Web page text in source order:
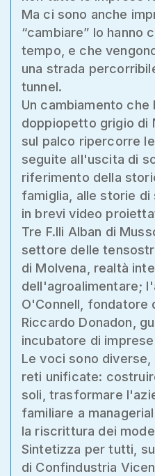
Ma ci sono anche
“cambiare” lo hanno
tempo, e che
una strada
tunnel.
Un cambiamento che
doppiopetto grigio di
sul palco ripercorre
seguite all'uscita di
riferimento della
famiglia, alle storie
in brevi video
Tre F.lli Alban di
settore delle
di Molvena, realtà
dell'agroalimentare;
O'Connell, fondatore
Riccardo Donadon,
incubatore di imprese
Le voci sono diverse,
reti unificate:
soli, trasformare
familiare a
la riscrittura dei
Sintetizza per tutti,
di Confindustria